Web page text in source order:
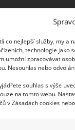
co nejlepší služby, my a
technologie jako
umožní zpracovávat
Nesouhlas nebo
souhlas s výše
na tomto webu.
v Zásadách cookies
výtrusy jsou
také dýchací
a koupelně by
může to být
stropů i
vám ucpe vodní